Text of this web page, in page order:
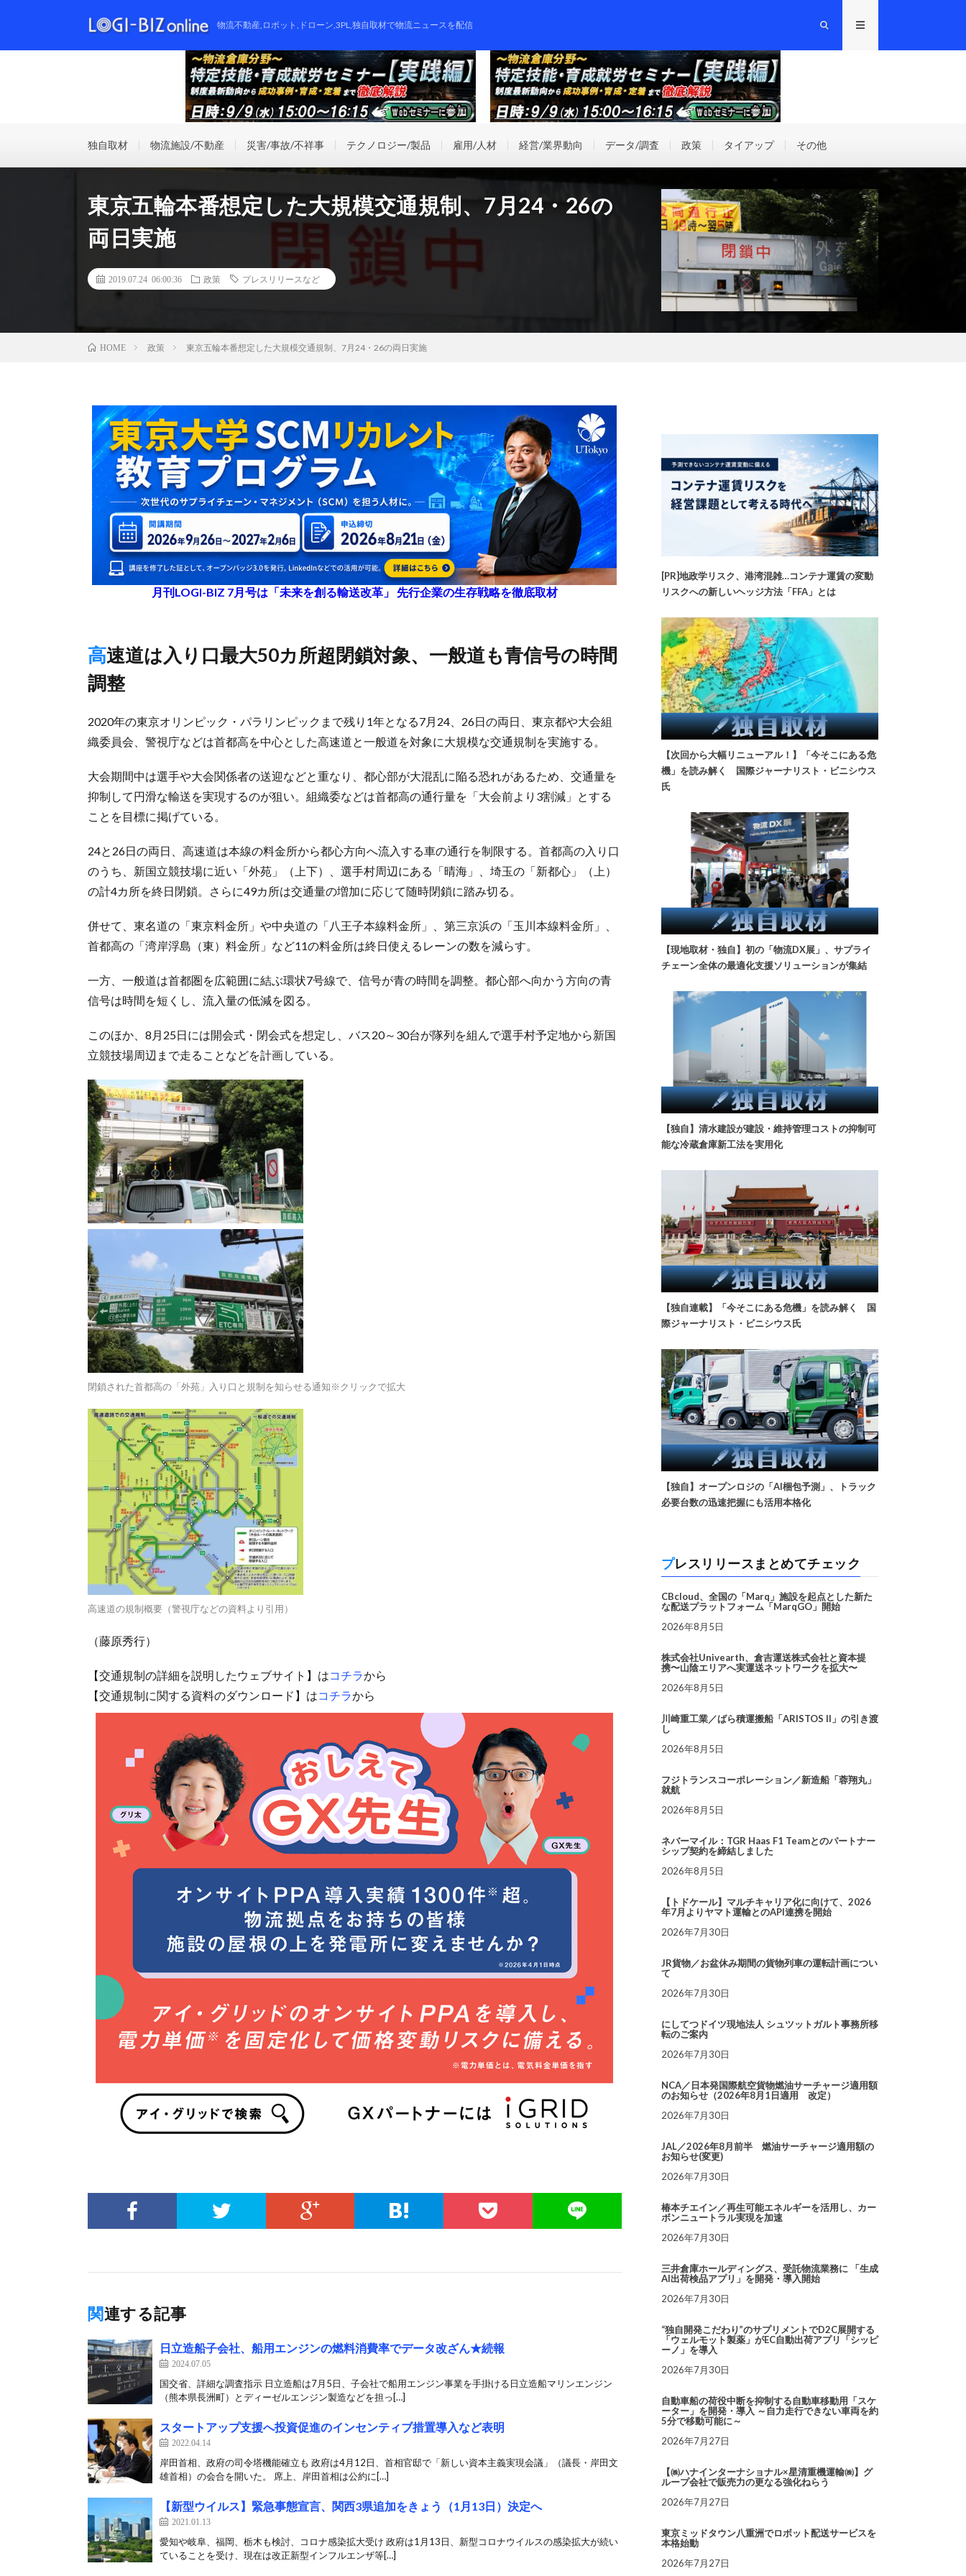
物流不動産,ロボット,ドローン,3PL,独自取材で物流ニュースを配信
独自取材 物流施設/不動産 災害/事故/不祥事 テクノロジー/製品 雇用/人材 経営/業界動向 データ/調査 政策 タイアップ その他
東京五輪本番想定した大規模交通規制、7月24・26の
両日実施
2019.07.24 06:00:36 政策 プレスリリースなど
HOME 政策 東京五輪本番想定した大規模交通規制、7月24・26の両日実施
月刊LOGI-BIZ 7月号は「未来を創る輸送改革」 先行企業の生存戦略を徹底取材
高速道は入り口最大50カ所超閉鎖対象、一般道も青信号の時間
調整
2020年の東京オリンピック・パラリンピックまで残り1年となる7月24、26日の両日、東京都や大会組
織委員会、警視庁などは首都高を中心とした高速道と一般道を対象に大規模な交通規制を実施する。
大会期間中は選手や大会関係者の送迎などと重なり、都心部が大混乱に陥る恐れがあるため、交通量を
抑制して円滑な輸送を実現するのが狙い。組織委などは首都高の通行量を「大会前より3割減」とする
ことを目標に掲げている。
24と26日の両日、高速道は本線の料金所から都心方向へ流入する車の通行を制限する。首都高の入り口
のうち、新国立競技場に近い「外苑」（上下）、選手村周辺にある「晴海」、埼玉の「新都心」（上）
の計4カ所を終日閉鎖。さらに49カ所は交通量の増加に応じて随時閉鎖に踏み切る。
併せて、東名道の「東京料金所」や中央道の「八王子本線料金所」、第三京浜の「玉川本線料金所」、
首都高の「湾岸浮島（東）料金所」など11の料金所は終日使えるレーンの数を減らす。
一方、一般道は首都圏を広範囲に結ぶ環状7号線で、信号が青の時間を調整。都心部へ向かう方向の青
信号は時間を短くし、流入量の低減を図る。
このほか、8月25日には開会式・閉会式を想定し、バス20～30台が隊列を組んで選手村予定地から新国
立競技場周辺まで走ることなどを計画している。
閉鎖された首都高の「外苑」入り口と規制を知らせる通知※クリックで拡大
高速道の規制概要（警視庁などの資料より引用）
（藤原秀行）
【交通規制の詳細を説明したウェブサイト】はコチラから
【交通規制に関する資料のダウンロード】はコチラから
関連する記事
日立造船子会社、船用エンジンの燃料消費率でデータ改ざん★続報
2024.07.05
国交省、詳細な調査指示 日立造船は7月5日、子会社で船用エンジン事業を手掛ける日立造船マリンエンジン
（熊本県長洲町）とディーゼルエンジン製造などを担っ[…]
スタートアップ支援へ投資促進のインセンティブ措置導入など表明
2022.04.14
岸田首相、政府の司令塔機能確立も 政府は4月12日、首相官邸で「新しい資本主義実現会議」（議長・岸田文
雄首相）の会合を開いた。 席上、岸田首相は公約に[…]
【新型ウイルス】緊急事態宣言、関西3県追加をきょう（1月13日）決定へ
2021.01.13
愛知や岐阜、福岡、栃木も検討、コロナ感染拡大受け 政府は1月13日、新型コロナウイルスの感染拡大が続い
ていることを受け、現在は改正新型インフルエンザ等[…]
[PR]地政学リスク、港湾混雑…コンテナ運賃の変動
リスクへの新しいヘッジ方法「FFA」とは
【次回から大幅リニューアル！】「今そこにある危
機」を読み解く 国際ジャーナリスト・ビニシウス
氏
【現地取材・独自】初の「物流DX展」、サプライ
チェーン全体の最適化支援ソリューションが集結
【独自】清水建設が建設・維持管理コストの抑制可
能な冷蔵倉庫新工法を実用化
【独自連載】「今そこにある危機」を読み解く 国
際ジャーナリスト・ビニシウス氏
【独自】オープンロジの「AI梱包予測」、トラック
必要台数の迅速把握にも活用本格化
プレスリリースまとめてチェック
CBcloud、全国の「Marq」施設を起点とした新た
な配送プラットフォーム「MarqGO」開始
2026年8月5日
株式会社Univearth、倉吉運送株式会社と資本提
携〜山陰エリアへ実運送ネットワークを拡大〜
2026年8月5日
川崎重工業／ばら積運搬船「ARISTOS II」の引き渡
し
2026年8月5日
フジトランスコーポレーション／新造船「蓉翔丸」
就航
2026年8月5日
ネバーマイル：TGR Haas F1 Teamとのパートナー
シップ契約を締結しました
2026年8月5日
【トドケール】マルチキャリア化に向けて、2026
年7月よりヤマト運輸とのAPI連携を開始
2026年7月30日
JR貨物／お盆休み期間の貨物列車の運転計画につい
て
2026年7月30日
にしてつドイツ現地法人 シュツットガルト事務所移
転のご案内
2026年7月30日
NCA／日本発国際航空貨物燃油サーチャージ適用額
のお知らせ（2026年8月1日適用 改定）
2026年7月30日
JAL／2026年8月前半 燃油サーチャージ適用額の
お知らせ(変更)
2026年7月30日
椿本チエイン／再生可能エネルギーを活用し、カー
ボンニュートラル実現を加速
2026年7月30日
三井倉庫ホールディングス、受託物流業務に 「生成
AI出荷検品アプリ」を開発・導入開始
2026年7月30日
“独自開発こだわり”のサプリメントでD2C展開する
「ウェルモット製薬」がEC自動出荷アプリ「シッピ
ーノ」を導入
2026年7月30日
自動車船の荷役中断を抑制する自動車移動用「スケ
ーター」を開発・導入 ～自力走行できない車両を約
5分で移動可能に～
2026年7月27日
【㈱ハナインターナショナル×星清重機運輸㈱】グ
ループ会社で販売力の更なる強化ねらう
2026年7月27日
東京ミッドタウン八重洲でロボット配送サービスを
本格始動
2026年7月27日